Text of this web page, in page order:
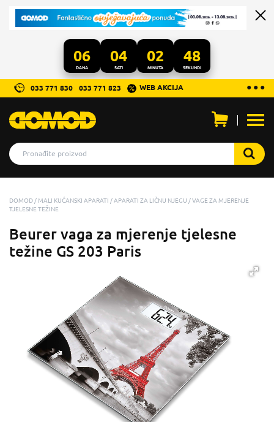
06
DANA
04
SATI
02
MINUTA
48
SEKUNDI
...
● ● ●
033 771 830 033 771 823 WEB AKCIJA
DOMOD MALI KUĆANSKI APARATI APARATI ZA LIČNU NJEGU
VAGE ZA MJERENJE
TJELESNE TEŽINE
Beurer vaga za mjerenje tjelesne
težine GS 203 Paris